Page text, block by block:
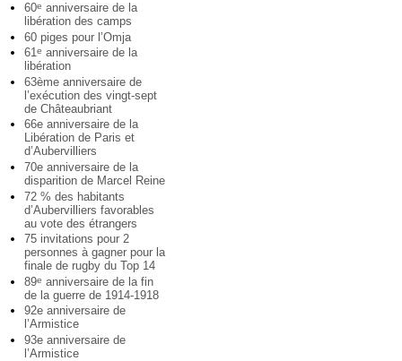
60e anniversaire de la
libération des camps
60 piges pour l’Omja
61e anniversaire de la
libération
63ème anniversaire de
l’exécution des vingt-sept
de Châteaubriant
66e anniversaire de la
Libération de Paris et
d’Aubervilliers
70e anniversaire de la
disparition de Marcel Reine
72 % des habitants
d’Aubervilliers favorables
au vote des étrangers
75 invitations pour 2
personnes à gagner pour la
finale de rugby du Top 14
89e anniversaire de la fin
de la guerre de 1914-1918
92e anniversaire de
l’Armistice
93e anniversaire de
l’Armistice